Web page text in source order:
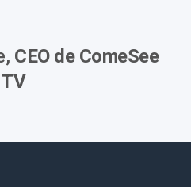
CEO de ComeSee
TV